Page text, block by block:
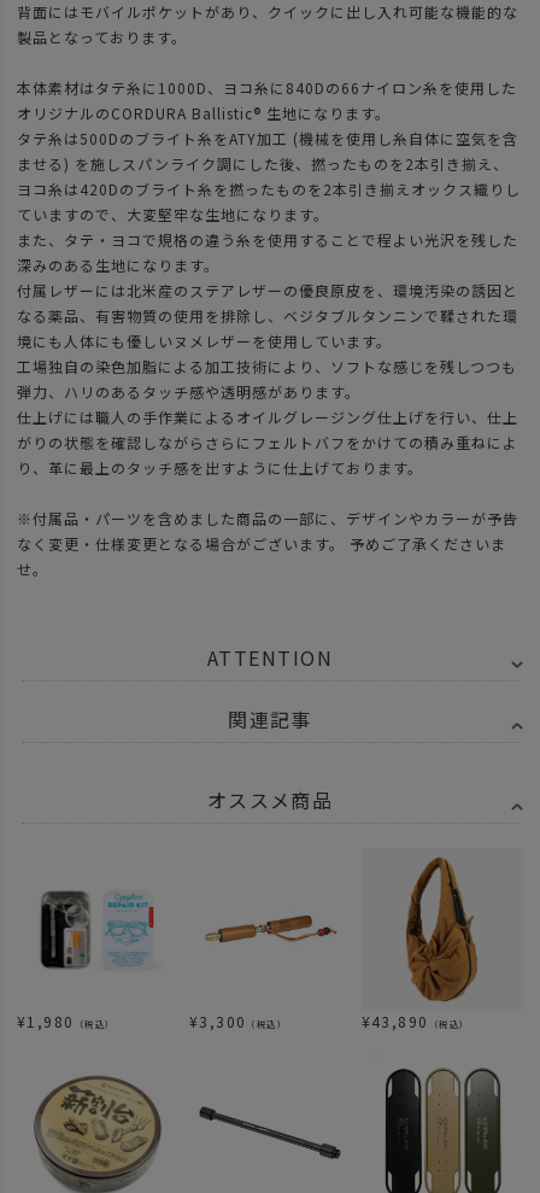
背面にはモバイルポケットがあり、クイックに出し入れ可能な機能的な
製品となっております。
本体素材はタテ糸に1000D、ヨコ糸に840Dの66ナイロン糸を使用した
オリジナルのCORDURA Ballistic® 生地になります。
タテ糸は500Dのブライト糸をATY加工 (機械を使用し糸自体に空気を含
ませる) を施しスパンライク調にした後、撚ったものを2本引き揃え、
ヨコ糸は420Dのブライト糸を撚ったものを2本引き揃えオックス織りし
ていますので、大変堅牢な生地になります。
また、タテ・ヨコで規格の違う糸を使用することで程よい光沢を残した
深みのある生地になります。
付属レザーには北米産のステアレザーの優良原皮を、環境汚染の誘因と
なる薬品、有害物質の使用を排除し、ベジタブルタンニンで鞣された環
境にも人体にも優しいヌメレザーを使用しています。
工場独自の染色加脂による加工技術により、ソフトな感じを残しつつも
弾力、ハリのあるタッチ感や透明感があります。
仕上げには職人の手作業によるオイルグレージング仕上げを行い、仕上
がりの状態を確認しながらさらにフェルトバフをかけての積み重ねによ
り、革に最上のタッチ感を出すように仕上げております。
※付属品・パーツを含めました商品の一部に、デザインやカラーが予告
なく変更・仕様変更となる場合がございます。 予めご了承くださいま
せ。
ATTENTION
関連記事
オススメ商品
¥1,980 （税込） ¥3,300 （税込） ¥43,890 （税込）